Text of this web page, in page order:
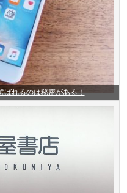
ばれるのは秘密がある！